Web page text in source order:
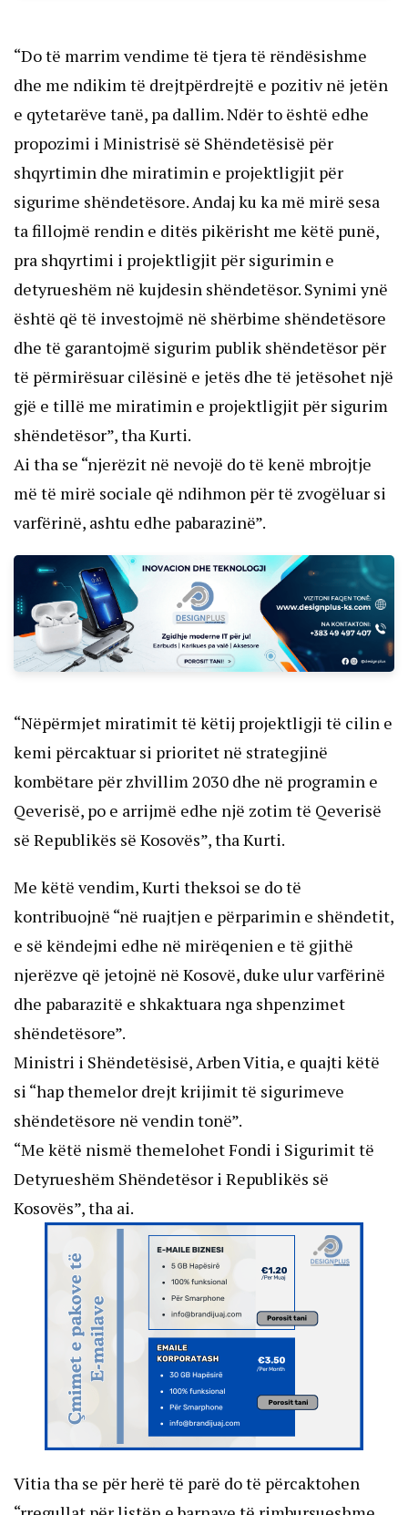
“Do të marrim vendime të tjera të rëndësishme
dhe me ndikim të drejtpërdrejtë e pozitiv në jetën
e qytetarëve tanë, pa dallim. Ndër to është edhe
propozimi i Ministrisë së Shëndetësisë për
shqyrtimin dhe miratimin e projektligjit për
sigurime shëndetësore. Andaj ku ka më mirë sesa
ta fillojmë rendin e ditës pikërisht me këtë punë,
pra shqyrtimi i projektligjit për sigurimin e
detyrueshëm në kujdesin shëndetësor. Synimi ynë
është që të investojmë në shërbime shëndetësore
dhe të garantojmë sigurim publik shëndetësor për
të përmirësuar cilësinë e jetës dhe të jetësohet një
gjë e tillë me miratimin e projektligjit për sigurim
shëndetësor”, tha Kurti.
Ai tha se “njerëzit në nevojë do të kenë mbrojtje
më të mirë sociale që ndihmon për të zvogëluar si
varfërinë, ashtu edhe pabarazinë”.
“Nëpërmjet miratimit të këtij projektligji të cilin e
kemi përcaktuar si prioritet në strategjinë
kombëtare për zhvillim 2030 dhe në programin e
Qeverisë, po e arrijmë edhe një zotim të Qeverisë
së Republikës së Kosovës”, tha Kurti.
Me këtë vendim, Kurti theksoi se do të
kontribuojnë “në ruajtjen e përparimin e shëndetit,
e së këndejmi edhe në mirëqenien e të gjithë
njerëzve që jetojnë në Kosovë, duke ulur varfërinë
dhe pabarazitë e shkaktuara nga shpenzimet
shëndetësore”.
Ministri i Shëndetësisë, Arben Vitia, e quajti këtë
si “hap themelor drejt krijimit të sigurimeve
shëndetësore në vendin tonë”.
“Me këtë nismë themelohet Fondi i Sigurimit të
Detyrueshëm Shëndetësor i Republikës së
Kosovës”, tha ai.
Vitia tha se për herë të parë do të përcaktohen